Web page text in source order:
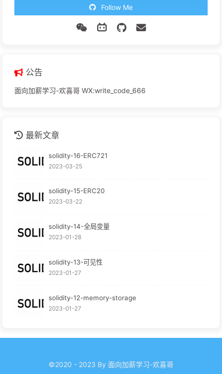
Follow Me
公告
面向加薪学习-欢喜哥 WX:write_code_666
最新文章
solidity-16-ERC721
2023-03-25
solidity-15-ERC20
2023-03-22
solidity-14-全局变量
2023-01-28
solidity-13-可见性
2023-01-27
solidity-12-memory-storage
2023-01-27
©2020 - 2023 By 面向加薪学习-欢喜哥